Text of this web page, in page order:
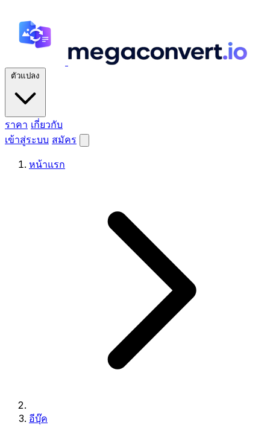
ตัวแปลง
ราคา เกี่ยวกับ
เข้าสู่ระบบ สมัคร
หน้าแรก
อีบุ๊ค